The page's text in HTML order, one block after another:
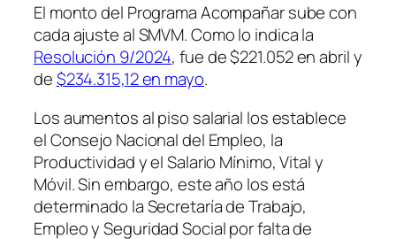
El monto del Programa Acompañar sube con
cada ajuste al SMVM. Como lo indica la
Resolución 9/2024, fue de $221.052 en abril y
de$234.315,12 en mayo.
Los aumentos al piso salarial los establece
el Consejo Nacional del Empleo, la
Productividad y el Salario Mínimo, Vital y
Móvil. Sin embargo, este año los está
determinado la Secretaría de Trabajo,
Empleo y Seguridad Social por falta de